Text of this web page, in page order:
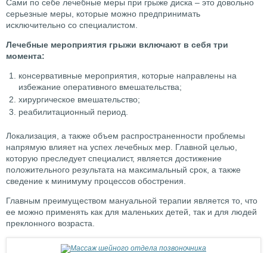
Сами по себе лечебные меры при грыже диска – это довольно
серьезные меры, которые можно предпринимать
исключительно со специалистом.
Лечебные мероприятия грыжи включают в себя три
момента:
консервативные мероприятия, которые направлены на
избежание оперативного вмешательства;
хирургическое вмешательство;
реабилитационный период.
Локализация, а также объем распространенности проблемы
напрямую влияет на успех лечебных мер. Главной целью,
которую преследует специалист, является достижение
положительного результата на максимальный срок, а также
сведение к минимуму процессов обострения.
Главным преимуществом мануальной терапии является то, что
ее можно применять как для маленьких детей, так и для людей
преклонного возраста.